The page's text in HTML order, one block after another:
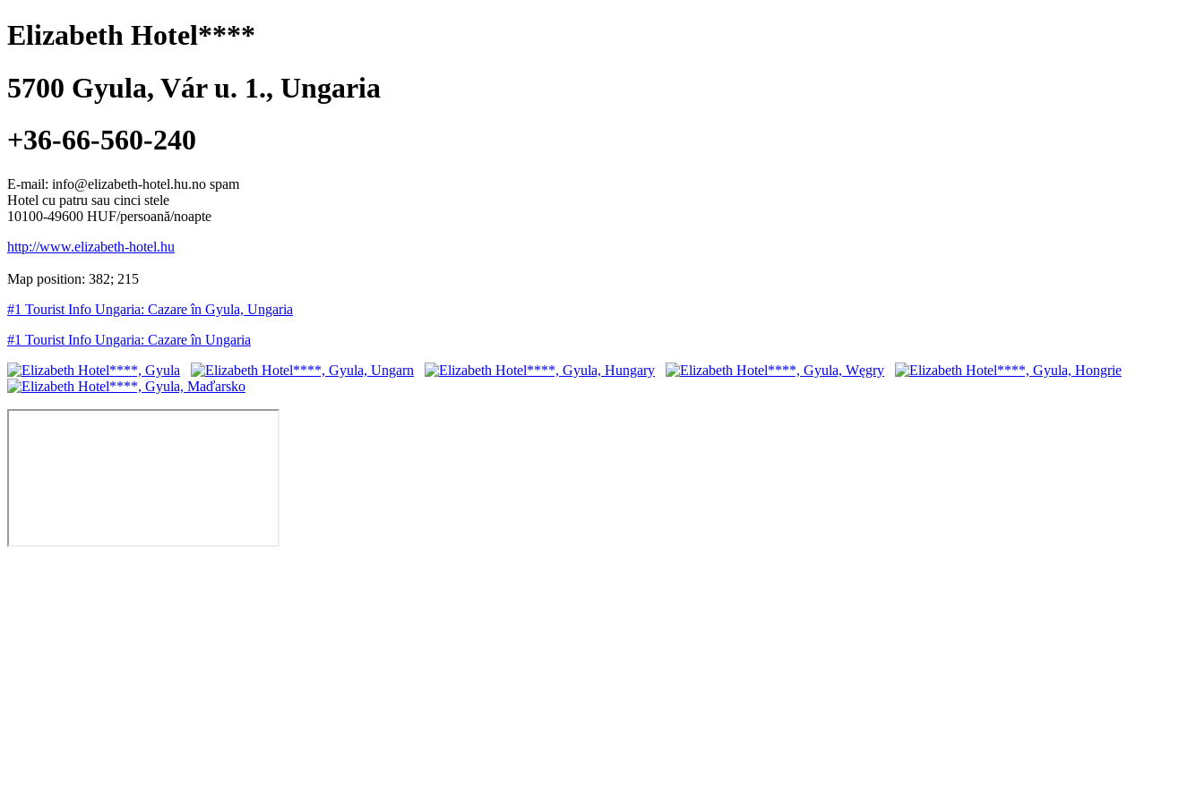
Elizabeth Hotel****
5700 Gyula, Vár u. 1., Ungaria
+36-66-560-240
E-mail: info@elizabeth-hotel.hu.no spam
Hotel cu patru sau cinci stele
10100-49600 HUF/persoană/noapte
http://www.elizabeth-hotel.hu
Map position: 382; 215
#1 Tourist Info Ungaria: Cazare în Gyula, Ungaria
#1 Tourist Info Ungaria: Cazare în Ungaria